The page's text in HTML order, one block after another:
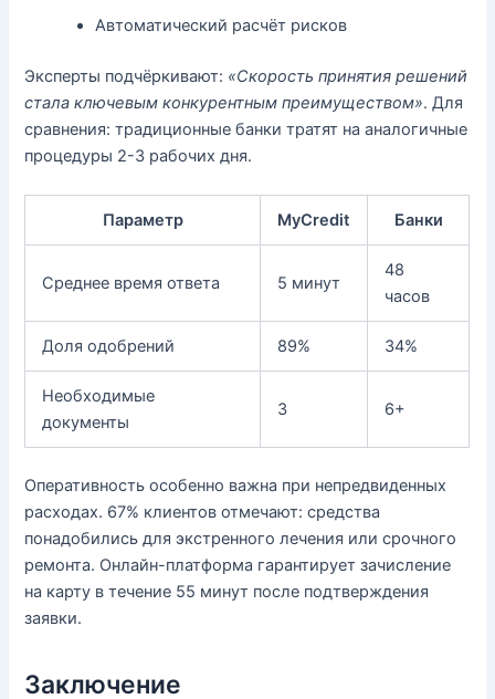
Автоматический расчёт рисков
Эксперты подчёркивают: «Скорость принятия решений
стала ключевым конкурентным преимуществом». Для
сравнения: традиционные банки тратят на аналогичные
процедуры 2-3 рабочих дня.
Параметр MyCredit Банки
Среднее время ответа 5 минут
48
часов
Доля одобрений 89% 34%
Необходимые
документы
3 6+
Оперативность особенно важна при непредвиденных
расходах. 67% клиентов отмечают: средства
понадобились для экстренного лечения или срочного
ремонта. Онлайн-платформа гарантирует зачисление
на карту в течение 55 минут после подтверждения
заявки.
Заключение